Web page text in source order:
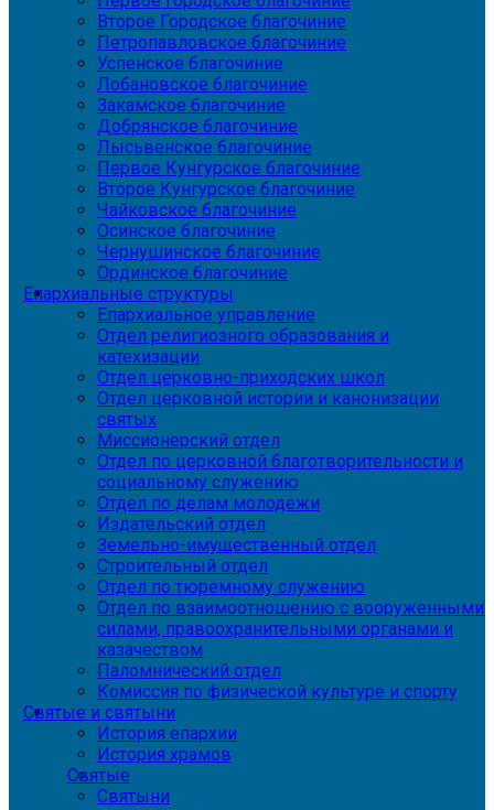
Второе Городское благочиние
Петропавловское благочиние
Успенское благочиние
Лобановское благочиние
Закамское благочиние
Добрянское благочиние
Лысьвенское благочиние
Первое Кунгурское благочиние
Второе Кунгурское благочиние
Чайковское благочиние
Осинское благочиние
Чернушинское благочиние
Ординское благочиние
Епархиальные структуры
Епархиальное управление
Отдел религиозного образования и
катехизации
Отдел церковно-приходских школ
Отдел церковной истории и канонизации
святых
Миссионерский отдел
Отдел по церковной благотворительности и
социальному служению
Отдел по делам молодежи
Издательский отдел
Земельно-имущественный отдел
Строительный отдел
Отдел по тюремному служению
Отдел по взаимоотношению с вооруженными
силами, правоохранительными органами и
казачеством
Паломнический отдел
Комиссия по физической культуре и спорту
Святые и святыни
История епархии
История храмов
Святые
Святыни